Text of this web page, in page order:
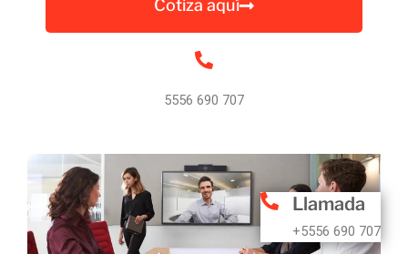
Cotiza aquí
5556 690 707
Llamada
+5556 690 707